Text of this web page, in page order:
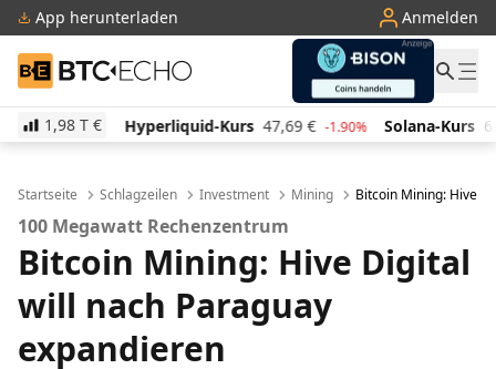
App herunterladen Anmelden
BTC-ECHO
1,98 T €
Hyperliquid-Kurs 47,69 € -1.90% Solana-Kurs 62,80 € -1.10%
Startseite Schlagzeilen Investment Mining Bitcoin Mining: Hive
100 Megawatt Rechenzentrum
Bitcoin Mining: Hive Digital
will nach Paraguay
expandieren